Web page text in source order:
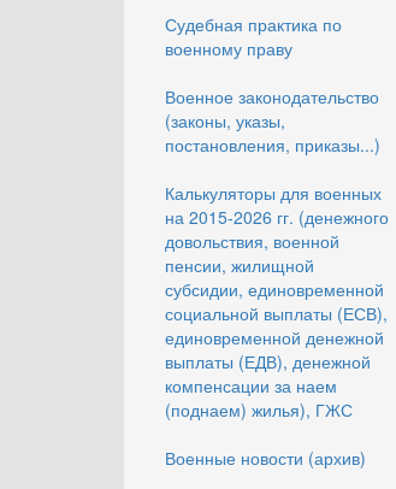
Судебная практика по
военному праву
Военное законодательство
(законы, указы,
постановления, приказы...)
Калькуляторы для военных
на 2015-2026 гг. (денежного
довольствия, военной
пенсии, жилищной
субсидии, единовременной
социальной выплаты (ЕСВ),
единовременной денежной
выплаты (ЕДВ), денежной
компенсации за наем
(поднаем) жилья), ГЖС
Военные новости (архив)